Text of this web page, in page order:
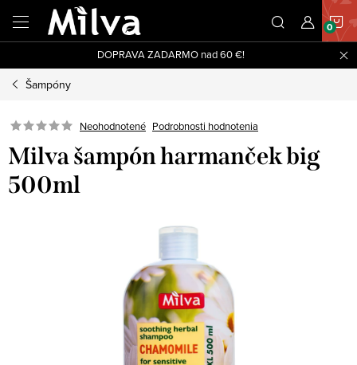
obsah
DOPRAVA ZADARMO nad 60 €!
Šampóny
Neohodnotené Podrobnosti hodnotenia
Milva šampón harmanček big
500ml